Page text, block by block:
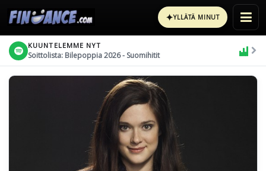
✦YLLÄTÄ MINUT
KUUNTELEMME NYT
Soittolista: Bilepoppia 2026 - Suomihitit